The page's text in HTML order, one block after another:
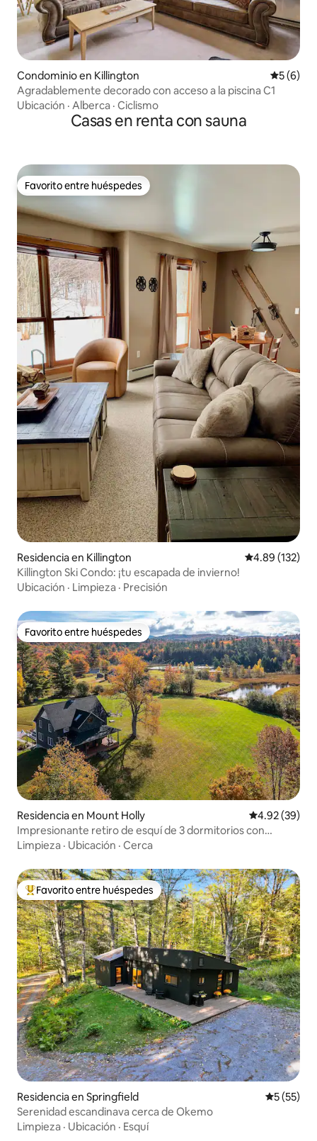
Condominio en Killington
5 (6)
Agradablemente decorado con acceso a la piscina C1
Ubicación · Alberca · Ciclismo
Casas en renta con sauna
Favorito entre huéspedes
Favorito entre huéspedes
Residencia en Killington Calificación
4.89 (132)
Killington Ski Condo: ¡tu escapada de invierno!
Ubicación · Limpieza · Precisión
Favorito entre huéspedes
Favorito entre huéspedes
Residencia en Mount Holly Calificación
4.92 (39)
Impresionante retiro de esquí de 3 dormitorios con
estructura de madera en 6 acres
Limpieza · Ubicación · Cerca
De los mejores en Favorito entre huéspedes
Favorito entre huéspedes
Residencia en Springfield
5 (55)
Serenidad escandinava cerca de Okemo
Limpieza · Ubicación · Esquí